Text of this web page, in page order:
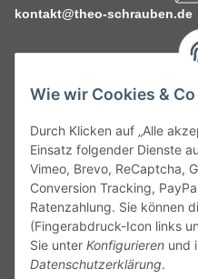
Wie wir Cookies &
Durch Klicken auf „Alle
Einsatz folgender Dienste
Vimeo, Brevo, ReCaptcha,
Conversion Tracking,
Ratenzahlung. Sie können
(Fingerabdruck-Icon links
Sie unter Konfigurieren und
Datenschutzerklärung.
kontakt@theo-schrauben.de
Service
Gesetzliche Informationen
Alle technischen Angaben
Angaben vorbehalten.